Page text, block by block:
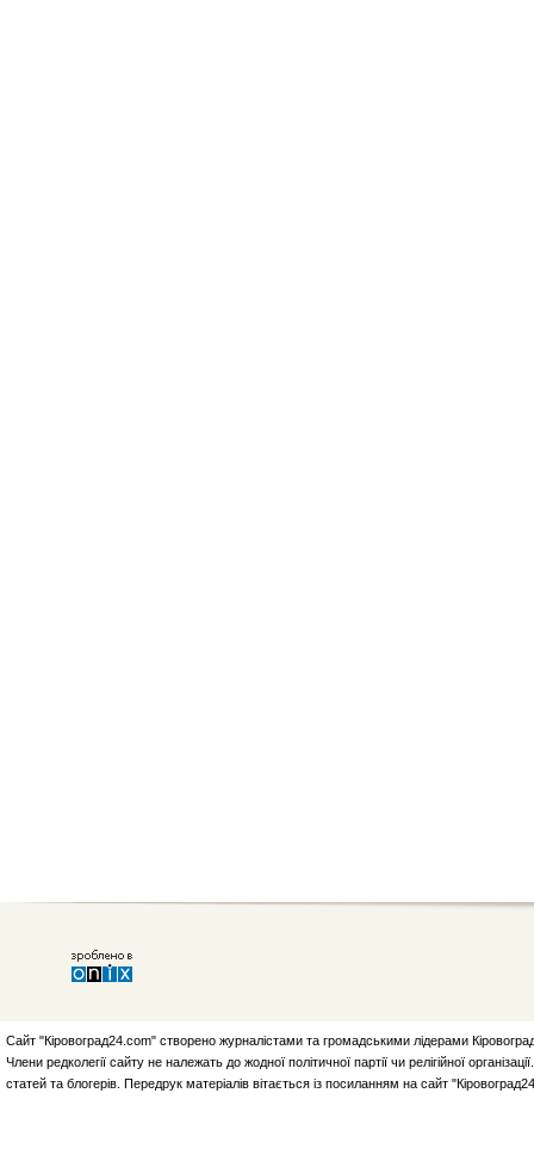
Сайт "Кіровоград24.com" створено журналістами та громадськими лідерами
Члени редколегії сайту не належать до жодної політичної партії чи релігійної
статей та блогерів. Передрук матеріалів вітається із посиланням на сайт